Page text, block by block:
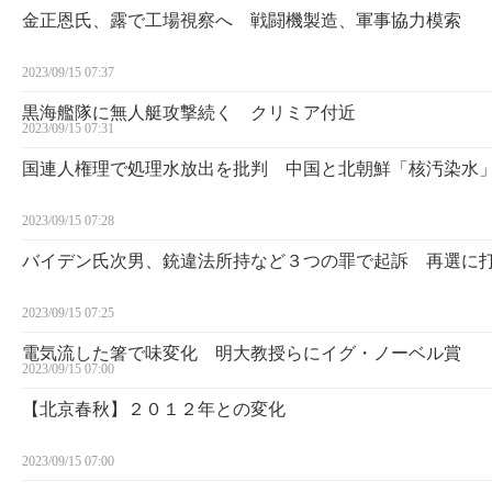
金正恩氏、露で工場視察へ 戦闘機製造、軍事協力模索
2023/09/15 07:37
黒海艦隊に無人艇攻撃続く クリミア付近
2023/09/15 07:31
国連人権理で処理水放出を批判 中国と北朝鮮「核汚染水
2023/09/15 07:28
バイデン氏次男、銃違法所持など３つの罪で起訴 再選に
2023/09/15 07:25
電気流した箸で味変化 明大教授らにイグ・ノーベル賞
2023/09/15 07:00
【北京春秋】２０１２年との変化
2023/09/15 07:00